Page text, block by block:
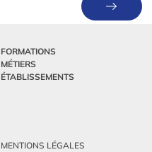
FORMATIONS
MÉTIERS
ÉTABLISSEMENTS
MENTIONS LÉGALES